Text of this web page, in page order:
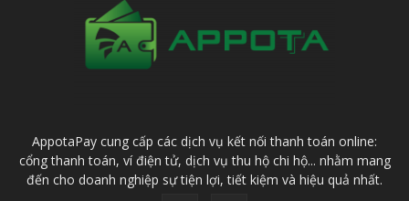
AppotaPay cung cấp các dịch vụ kết nối thanh toán online:
cổng thanh toán, ví điện tử, dịch vụ thu hộ chi hộ... nhằm mang
đến cho doanh nghiệp sự tiện lợi, tiết kiệm và hiệu quả nhất.